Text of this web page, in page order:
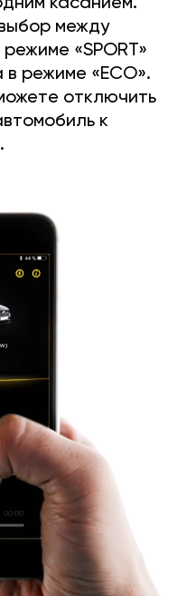
касанием.
между
«SPORT»
режиме «ECO».
отключить
к